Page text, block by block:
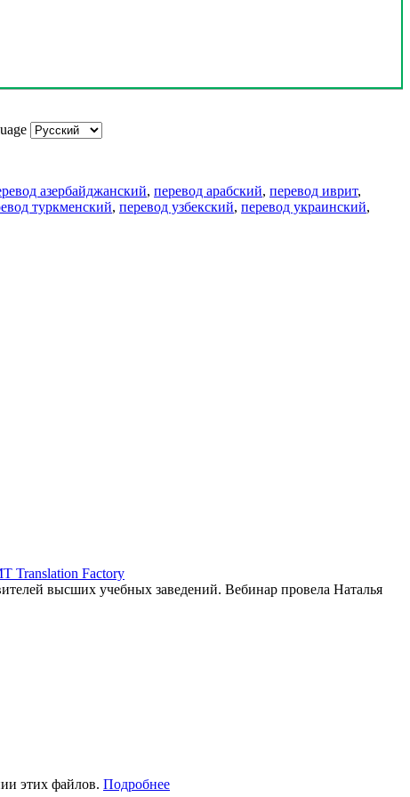
азербайджанский, перевод арабский, перевод иврит,
туркменский, перевод узбекский, перевод украинский,
Translation Factory
высших учебных заведений. Вебинар провела Наталья
этих файлов. Подробнее